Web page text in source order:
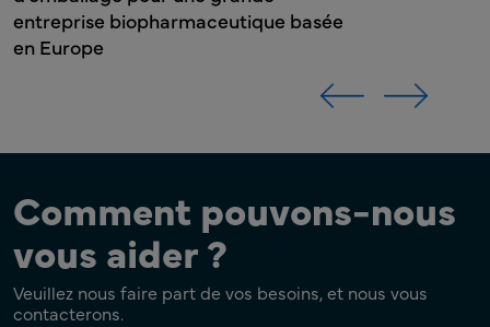
Comment pouvons-nous
vous aider ?
Veuillez nous faire part de vos besoins, et nous vous
contacterons.